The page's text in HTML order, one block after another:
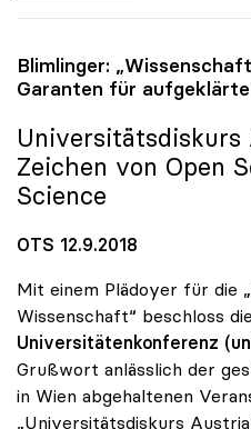
Blimlinger:
Garanten für
Universitätsdiskurs
Zeichen von Open
Science
OTS 12.9.2018
Mit einem Plädoyer für die
Wissenschaft“ beschloss
Universitätenkonferenz
Grußwort anlässlich der
in Wien abgehaltenen
„Universitätsdiskurs